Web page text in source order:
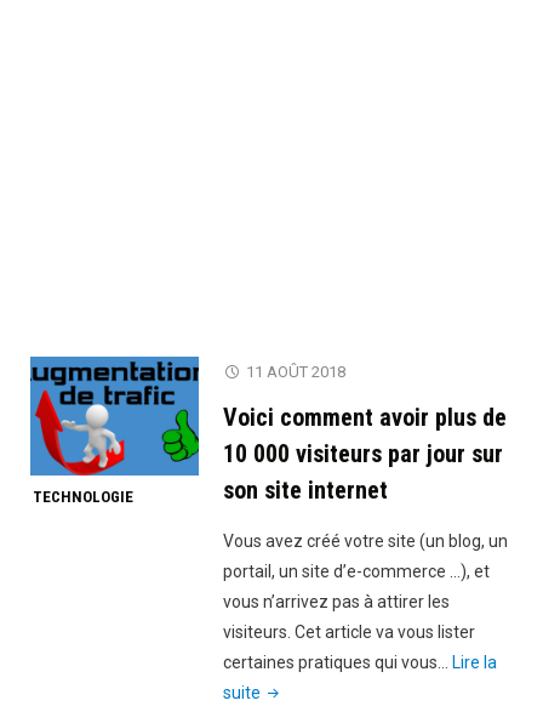
TECHNOLOGIE
11 AOÛT 2018
Voici comment avoir plus de
10 000 visiteurs par jour sur
son site internet
Vous avez créé votre site (un blog, un
portail, un site d’e-commerce …), et
vous n’arrivez pas à attirer les
visiteurs. Cet article va vous lister
certaines pratiques qui vous…
Lire la
suite "Voici